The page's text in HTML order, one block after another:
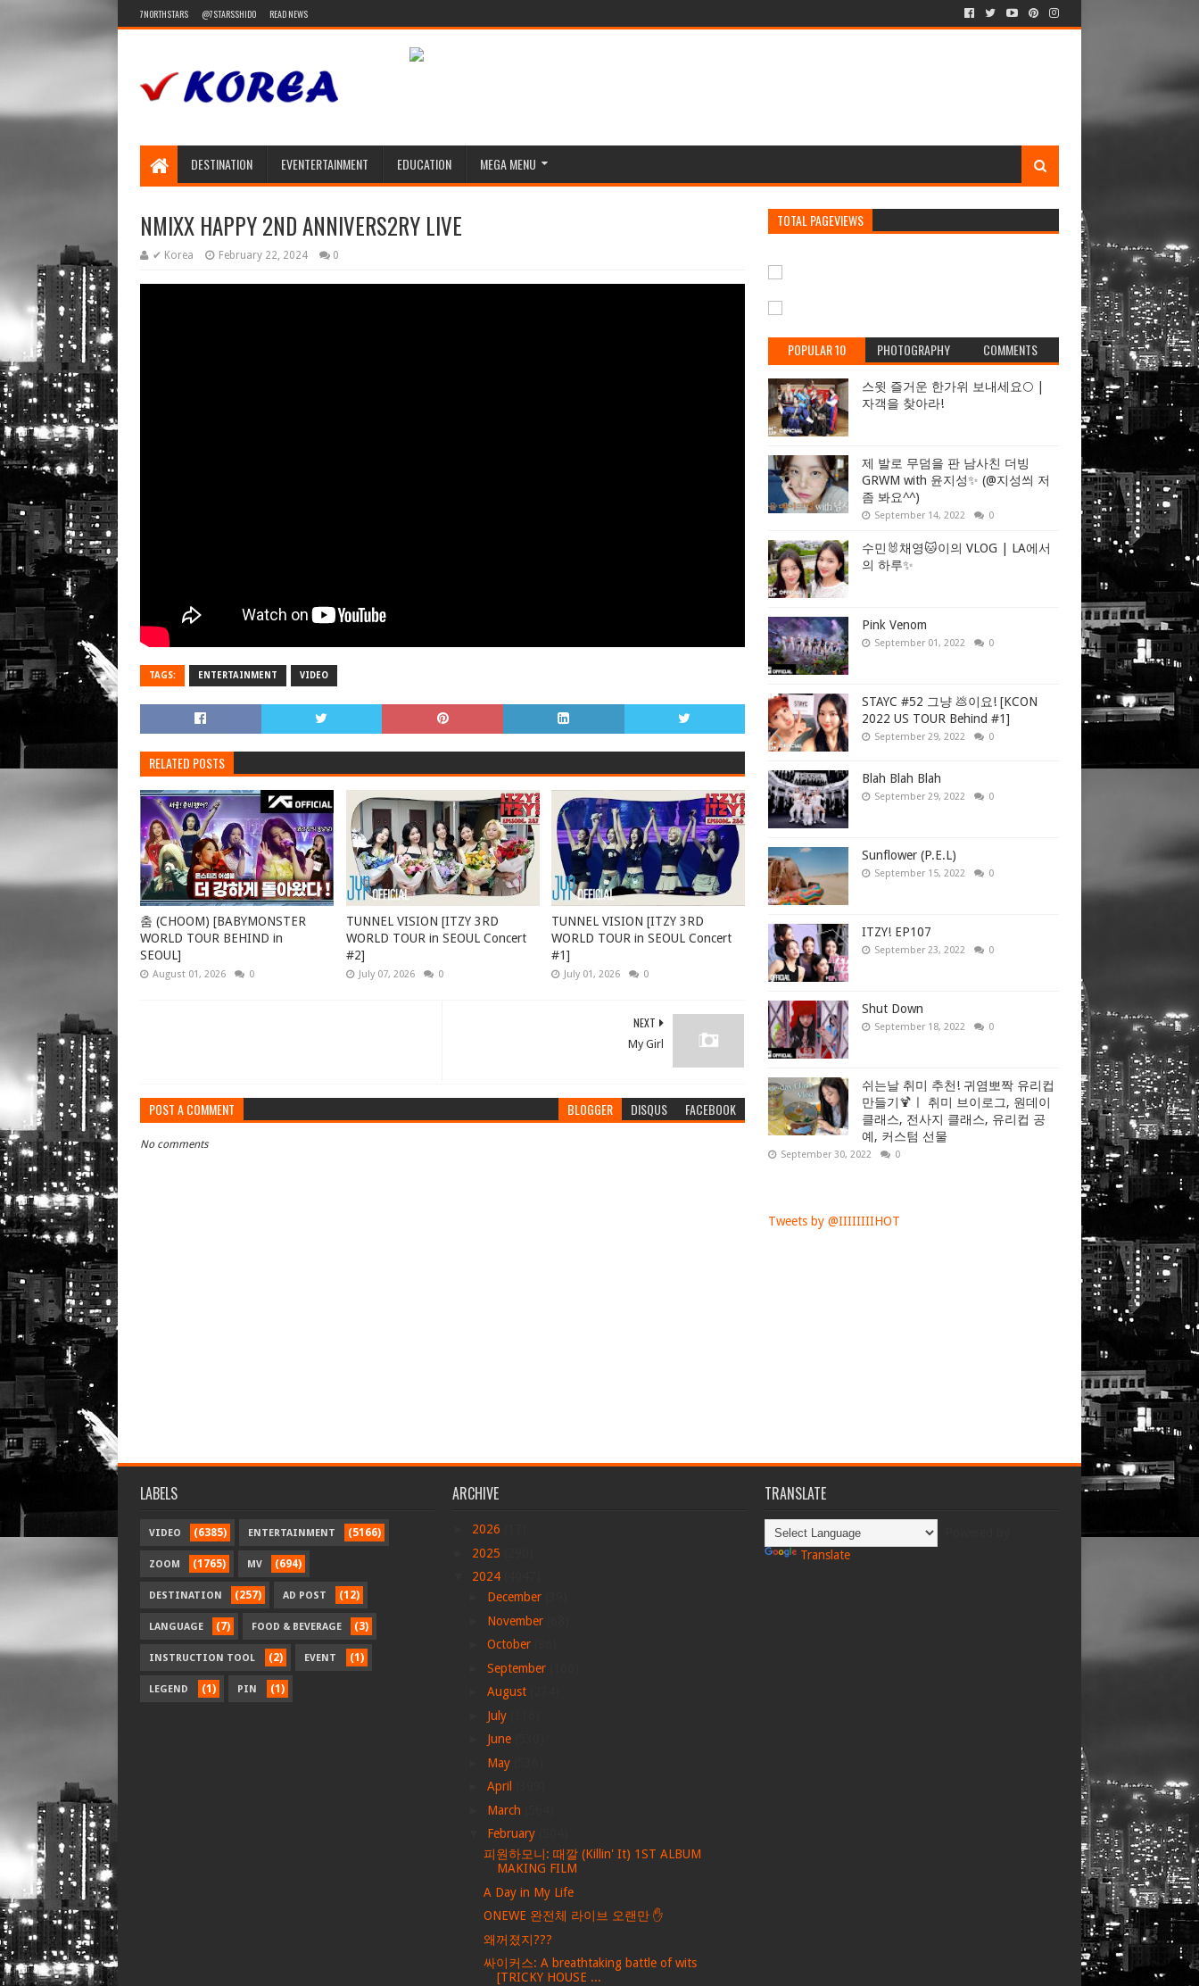
7NORTHSTARS @7STARSSHIDO READ NEWS
DESTINATION EVENTERTAINMENT EDUCATION MEGA MENU
NMIXX HAPPY 2ND ANNIVERS2RY LIVE
✔ Korea February 22, 2024 0
TAGS: ENTERTAINMENT VIDEO
RELATED POSTS
춤 (CHOOM) [BABYMONSTER
WORLD TOUR BEHIND in
SEOUL]
August 01, 2026 0
TUNNEL VISION [ITZY 3RD
WORLD TOUR in SEOUL Concert
#2]
July 07, 2026 0
TUNNEL VISION [ITZY 3RD
WORLD TOUR in SEOUL Concert
#1]
July 01, 2026 0
NEXT
My Girl
POST A COMMENT BLOGGER DISQUS FACEBOOK
No comments
TOTAL PAGEVIEWS
POPULAR 10 PHOTOGRAPHY COMMENTS
스윗 즐거운 한가위 보내세요🌕 |
자객을 찾아라!
제 발로 무덤을 판 남사친 더빙
GRWM with 윤지성✨ (@지성씌 저
좀 봐요^^)
September 14, 2022 0
수민🐰채영🐱이의 VLOG | LA에서
의 하루✨
Pink Venom
September 01, 2022 0
STAYC #52 그냥 💩이요! [KCON
2022 US TOUR Behind #1]
September 29, 2022 0
Blah Blah Blah
September 29, 2022 0
Sunflower (P.E.L)
September 15, 2022 0
ITZY! EP107
September 23, 2022 0
Shut Down
September 18, 2022 0
쉬는날 취미 추천! 귀염뽀짝 유리컵
만들기🍹ㅣ 취미 브이로그, 원데이
클래스, 전사지 클래스, 유리컵 공
예, 커스텀 선물
September 30, 2022 0
Tweets by @IIIIIIIIHOT
LABELS
VIDEO (6385) ENTERTAINMENT (5166)
ZOOM (1765) MV (694)
DESTINATION (257) AD POST (12)
LANGUAGE (7) FOOD & BEVERAGE (3)
INSTRUCTION TOOL (2) EVENT (1)
LEGEND (1) PIN (1)
ARCHIVE
2026
2025
2024
December
November
October
September
August
July
June
May
April
March
February
피원하모니: 때깔 (Killin' It) 1ST ALBUM
MAKING FILM
A Day in My Life
ONEWE 완전체 라이브 오랜만 ✋
왜꺼졌지???
싸이커스: A breathtaking battle of wits
[TRICKY HOUSE ...
TRANSLATE
Translate